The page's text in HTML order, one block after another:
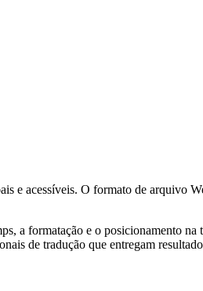
e acessíveis. O formato de
a formatação e o posicionamento
de tradução que entregam